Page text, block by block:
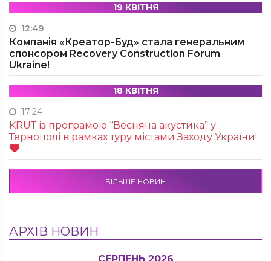
19 КВІТНЯ
12:49
Компанія «Креатор-Буд» стала генеральним
спонсором Recovery Construction Forum
Ukraine!
18 КВІТНЯ
17:24
KRUТ із програмою “Весняна акустика” у
Тернополі в рамках туру містами Заходу України!
БІЛЬШЕ НОВИН
АРХІВ НОВИН
СЕРПЕНЬ 2026